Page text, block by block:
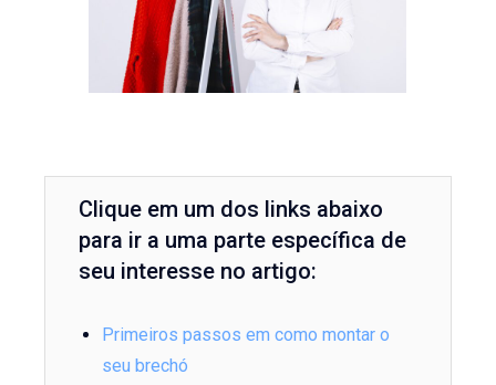
Clique em um dos links abaixo
para ir a uma parte específica de
seu interesse no artigo:
Primeiros passos em como montar o
seu brechó